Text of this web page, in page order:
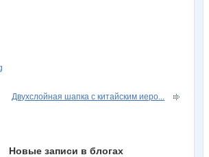
Двухслойная шапка с китайским иеро...
Новые записи в блогах